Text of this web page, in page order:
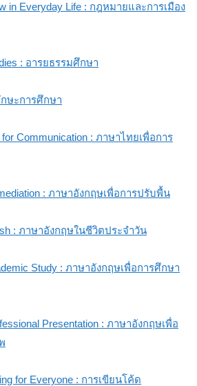
in Everyday Life : กฎหมายและการเมือง
: อารยธรรมศึกษา
กษะการศึกษา
for Communication : ภาษาไทยเพื่อการ
: ภาษาอังกฤษเพื่อการปรับพื้น
: ภาษาอังกฤษในชีวิตประจำวัน
Study : ภาษาอังกฤษเพื่อการศึกษา
Presentation : ภาษาอังกฤษเพื่อ
for Everyone : การเขียนโค้ด